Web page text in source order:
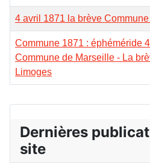
4 avril 1871 la brève
Commune 1871 : éphéméride
Commune de Marseille - La
Limoges
Dernières
site